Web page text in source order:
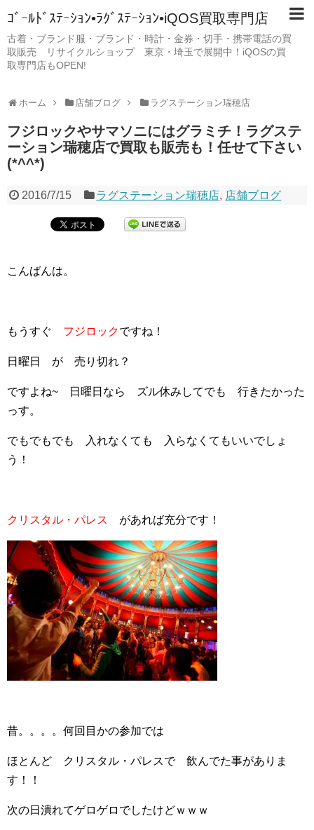
ｺﾞｰﾙﾄﾞｽﾃｰｼｮﾝ•ﾗｸﾞｽﾃｰｼｮﾝ•iQOS買取専門店
古着・ブランド服・ブランド・時計・金券・切手・携帯電話の買
取販売 リサイクルショップ 東京・埼玉で展開中！iQOSの買
取専門店もOPEN!
ホーム 店舗ブログ ラグステーション瑞穂店
フジロックやサマソニにはグラミチ！ラグステ
ーション瑞穂店で買取も販売も！任せて下さい
(*^^*)
2016/7/15 ラグステーション瑞穂店, 店舗ブログ
こんばんは。
もうすぐ フジロックですね！
日曜日 が 売り切れ？
ですよね~ 日曜日なら ズル休みしてでも 行きたかった
っす。
でもでもでも 入れなくても 入らなくてもいいでしょ
う！
クリスタル・パレス があれば充分です！
昔。。。。何回目かの参加では
ほとんど クリスタル・パレスで 飲んでた事がありま
す！！
次の日潰れてゲロゲロでしたけどｗｗｗ